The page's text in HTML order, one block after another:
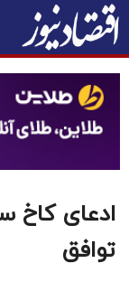
ادعای کاخ
توافق